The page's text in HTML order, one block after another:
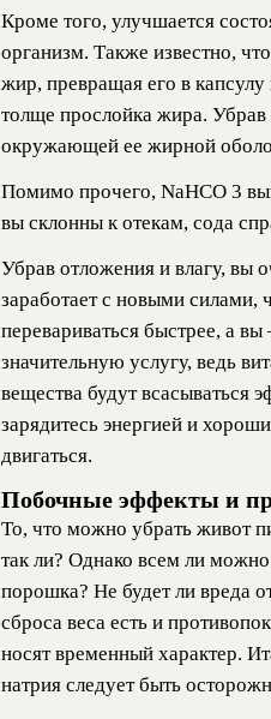
Кроме того, улучшается
организм. Также известно,
жир, превращая его в
толще прослойка жира. Убрав
окружающей ее жирной
Помимо прочего, NaHCO 3
вы склонны к отекам, сода
Убрав отложения и влагу, вы
заработает с новыми силами,
перевариваться быстрее, а
значительную услугу, ведь
вещества будут всасываться
зарядитесь энергией и
двигаться.
Побочные эффекты и
То, что можно убрать живот
так ли? Однако всем ли
порошка? Не будет ли вреда
сброса веса есть и
носят временный характер.
натрия следует быть